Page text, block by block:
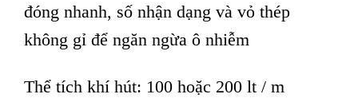
đóng nhanh, số nhận dạng và vỏ thép
không gỉ để ngăn ngừa ô nhiễm
Thể tích khí hút: 100 hoặc 200 lt / m